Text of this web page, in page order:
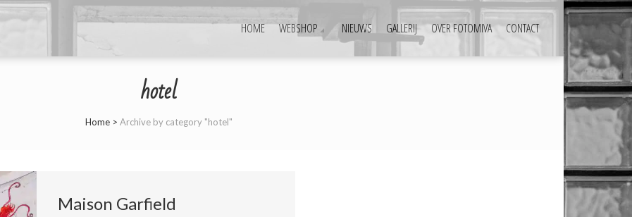
HOME WEBSHOP NIEUWS GALLERIJ OVER FOTOMIVA CONTACT
hotel
Home> Archive by category "hotel"
Maison Garfield